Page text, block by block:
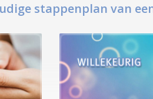
stappenplan van